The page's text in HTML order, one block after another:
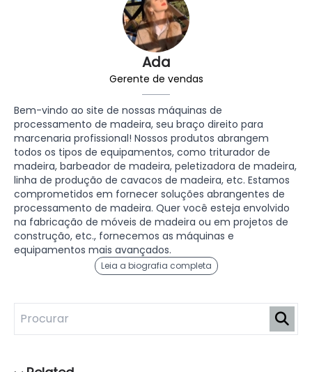
Ada
Gerente de vendas
Bem-vindo ao site de nossas máquinas de
processamento de madeira, seu braço direito para
marcenaria profissional! Nossos produtos abrangem
todos os tipos de equipamentos, como triturador de
madeira, barbeador de madeira, peletizadora de madeira,
linha de produção de cavacos de madeira, etc. Estamos
comprometidos em fornecer soluções abrangentes de
processamento de madeira. Quer você esteja envolvido
na fabricação de móveis de madeira ou em projetos de
construção, etc., fornecemos as máquinas e
equipamentos mais avançados.
Leia a biografia completa